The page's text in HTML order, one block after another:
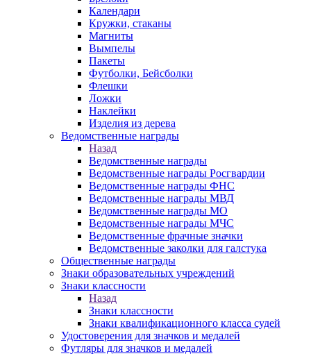
Календари
Кружки, стаканы
Магниты
Вымпелы
Пакеты
Футболки, Бейсболки
Флешки
Ложки
Наклейки
Изделия из дерева
Ведомственные награды
Назад
Ведомственные награды
Ведомственные награды Росгвардии
Ведомственные награды ФНС
Ведомственные награды МВД
Ведомственные награды МО
Ведомственные награды МЧС
Ведомственные фрачные значки
Ведомственные заколки для галстука
Общественные награды
Знаки образовательных учреждений
Знаки классности
Назад
Знаки классности
Знаки квалификационного класса судей
Удостоверения для значков и медалей
Футляры для значков и медалей